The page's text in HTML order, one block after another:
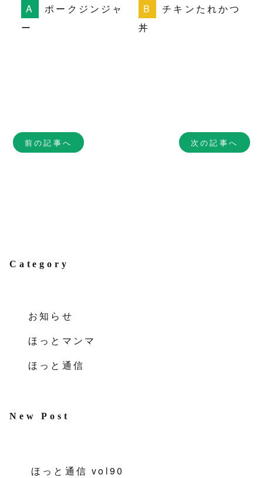
ポークジンジャ
ー
チキンたれかつ
丼
前の記事へ 次の記事へ
Category
お知らせ
ほっとマンマ
ほっと通信
New Post
ほっと通信 vol90